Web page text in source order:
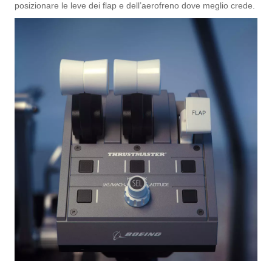
posizionare le leve dei flap e dell’aerofreno dove meglio crede.